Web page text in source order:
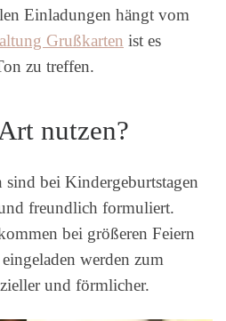
Einladungen hängt vom
Grußkarten ist es
zu treffen.
nutzen?
bei Kindergeburtstagen
freundlich formuliert.
bei größeren Feiern
werden zum
und förmlicher.